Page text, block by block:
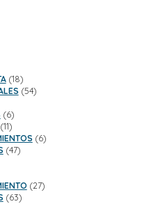
1818
productos
5454
66
productos
1111
productos
66
4747
2727
6363